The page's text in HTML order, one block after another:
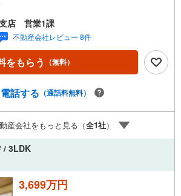
は『朝日土地建物藤沢店』まで！朝日土地建
地域密着を合言葉に全13店舗でその地域No.1
ります。広告掲載していない物件も多数ござ
廻ったけど良い物件が無いなぁ・・頭金無く
・？お家の買替えってどうするの・・？etc.ま
気軽にご相談ください！有資格者が丁寧にご
店 営業1課
不動産会社レビュー 8件
をもらう （無料）
電話する （通話料無料）
産会社をもっと見る（全1社）
/ 3LDK
3,699万円